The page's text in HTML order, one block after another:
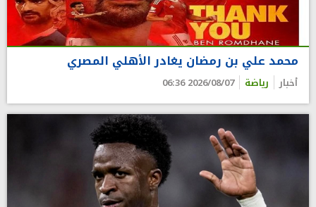
محمد علي بن رمضان يغادر الأهلي المصري
أخبار رياضة 2026/08/07 06:36